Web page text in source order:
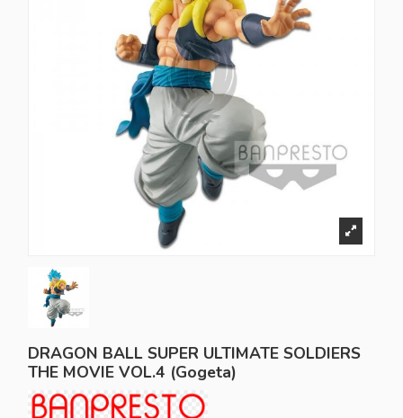
DRAGON BALL SUPER ULTIMATE SOLDIERS
THE MOVIE VOL.4 (Gogeta)